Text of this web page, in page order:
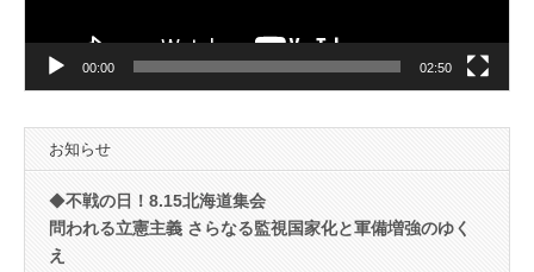
00:00 02:50
お知らせ
◆不戦の日！8.15北海道集会
問われる立憲主義 さらなる監視国家化と軍備増強のゆく
え